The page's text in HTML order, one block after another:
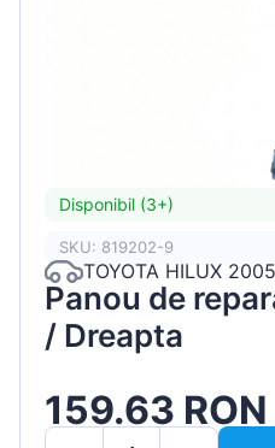
Disponibil (3+)
SKU: 819202-9
TOYOTA HILUX
Panou de
/ Dreapta
159.63 RON